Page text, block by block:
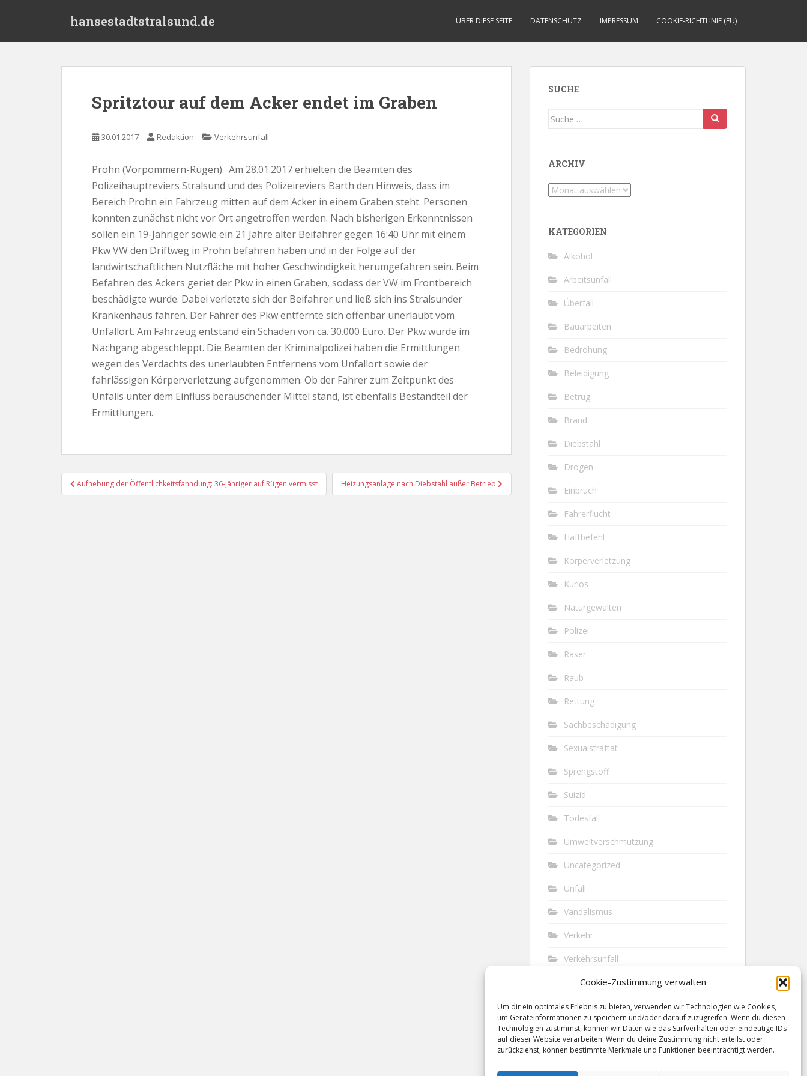
Cookie-Zustimmung verwalten
Um dir ein optimales Erlebnis zu bieten, verwenden wir Technologien wie Cookies,
um Geräteinformationen zu speichern und/oder darauf zuzugreifen. Wenn du diesen
Technologien zustimmst, können wir Daten wie das Surfverhalten oder eindeutige IDs
auf dieser Website verarbeiten. Wenn du deine Zustimmung nicht erteilst oder
zurückziehst, können bestimmte Merkmale und Funktionen beeinträchtigt werden.
hansestadtstralsund.de ÜBER DIESE SEITE DATENSCHUTZ IMPRESSUM COOKIE-RICHTLINIE (EU)
Spritztour auf dem Acker endet im Graben
30.01.2017 Redaktion Verkehrsunfall
Prohn (Vorpommern-Rügen). Am 28.01.2017 erhielten die Beamten des
Polizeihauptreviers Stralsund und des Polizeireviers Barth den Hinweis, dass im
Bereich Prohn ein Fahrzeug mitten auf dem Acker in einem Graben steht. Personen
konnten zunächst nicht vor Ort angetroffen werden. Nach bisherigen Erkenntnissen
sollen ein 19-Jähriger sowie ein 21 Jahre alter Beifahrer gegen 16:40 Uhr mit einem
Pkw VW den Driftweg in Prohn befahren haben und in der Folge auf der
landwirtschaftlichen Nutzfläche mit hoher Geschwindigkeit herumgefahren sein. Beim
Befahren des Ackers geriet der Pkw in einen Graben, sodass der VW im Frontbereich
beschädigte wurde. Dabei verletzte sich der Beifahrer und ließ sich ins Stralsunder
Krankenhaus fahren. Der Fahrer des Pkw entfernte sich offenbar unerlaubt vom
Unfallort. Am Fahrzeug entstand ein Schaden von ca. 30.000 Euro. Der Pkw wurde im
Nachgang abgeschleppt. Die Beamten der Kriminalpolizei haben die Ermittlungen
wegen des Verdachts des unerlaubten Entfernens vom Unfallort sowie der
fahrlässigen Körperverletzung aufgenommen. Ob der Fahrer zum Zeitpunkt des
Unfalls unter dem Einfluss berauschender Mittel stand, ist ebenfalls Bestandteil der
Ermittlungen.
Beitragsnavigation
Aufhebung der Öffentlichkeitsfahndung: 36-Jähriger auf Rügen vermisst Heizungsanlage nach Diebstahl außer Betrieb
SUCHE
Suche
ARCHIV
Archiv
KATEGORIEN
Alkohol
Arbeitsunfall
Überfall
Bauarbeiten
Bedrohung
Beleidigung
Betrug
Brand
Diebstahl
Drogen
Einbruch
Fahrerflucht
Haftbefehl
Körperverletzung
Kurios
Naturgewalten
Polizei
Raser
Raub
Rettung
Sachbeschädigung
Sexualstraftat
Sprengstoff
Suizid
Todesfall
Umweltverschmutzung
Uncategorized
Unfall
Vandalismus
Verkehr
Verkehrsunfall
Vermisst
Waffen
Wilderei